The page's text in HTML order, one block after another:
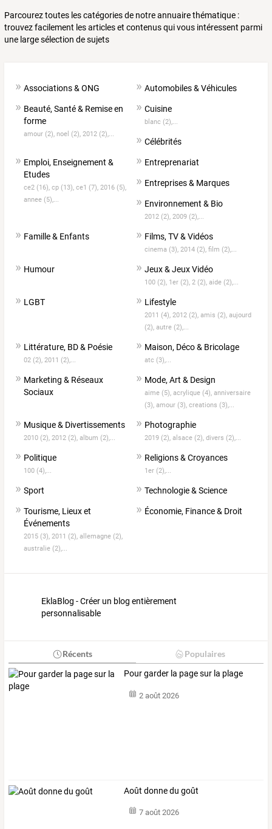
Parcourez toutes les catégories de notre annuaire thématique :
trouvez facilement les articles et contenus qui vous intéressent parmi
une large sélection de sujets
Associations & ONG Automobiles & Véhicules
Beauté, Santé & Remise en
forme
amour (2), noel (2),2012 (2),...
Cuisine
blanc (2),...
Célébrités
Emploi, Enseignement &
Etudes
ce2 (16),cp (13),ce1 (7),2016 (5),
annee (5),...
Entreprenariat
Entreprises & Marques
Environnement & Bio
2012 (2), 2009 (2),...
Famille & Enfants Films, TV & Vidéos
cinema (3), 2014 (2), film (2),...
Humour Jeux & Jeux Vidéo
100 (2), 1er (2), 2 (2), aide (2),...
LGBT Lifestyle
2011 (4), 2012 (2), amis (2), aujourd
(2), autre (2),...
Littérature, BD & Poésie
02 (2),2011 (2),...
Maison, Déco & Bricolage
atc (3),...
Marketing & Réseaux
Sociaux
Mode, Art & Design
aime (5), acrylique (4), anniversaire
(3), amour (3), creations (3),...
Musique & Divertissements
2010 (2),2012 (2),album (2),...
Photographie
2019 (2), alsace (2), divers (2),...
Politique
100 (4),...
Religions & Croyances
1er (2),...
Sport Technologie & Science
Tourisme, Lieux et
Événements
2015 (3),2011 (2),allemagne (2),
australie (2),...
Économie, Finance & Droit
EklaBlog - Créer un blog entièrement
personnalisable
Récents Populaires
Pour garder la page sur la plage
2 août 2026
Août donne du goût
7 août 2026